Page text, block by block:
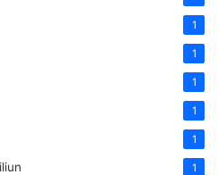
1
1
1
1
1
1